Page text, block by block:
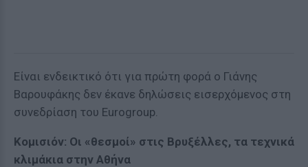
Eίναι ενδεικτικό ότι για πρώτη φορά ο Γιάνης
Βαρουφάκης δεν έκανε δηλώσεις εισερχόμενος στη
συνεδρίαση του Eurogroup.
Κομισιόν: Οι «θεσμοί» στις Βρυξέλλες, τα τεχνικά
κλιμάκια στην Αθήνα